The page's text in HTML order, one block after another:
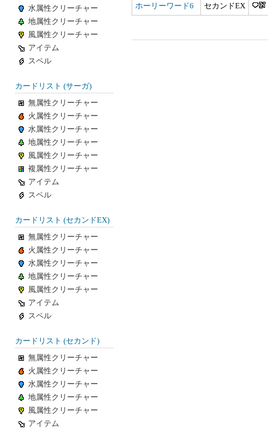
ホーリーワード6 セカンドEX
水属性クリーチャー
地属性クリーチャー
風属性クリーチャー
アイテム
スペル
カードリスト (サーガ)
無属性クリーチャー
火属性クリーチャー
水属性クリーチャー
地属性クリーチャー
風属性クリーチャー
複属性クリーチャー
アイテム
スペル
カードリスト (セカンドEX)
無属性クリーチャー
火属性クリーチャー
水属性クリーチャー
地属性クリーチャー
風属性クリーチャー
アイテム
スペル
カードリスト (セカンド)
無属性クリーチャー
火属性クリーチャー
水属性クリーチャー
地属性クリーチャー
風属性クリーチャー
アイテム